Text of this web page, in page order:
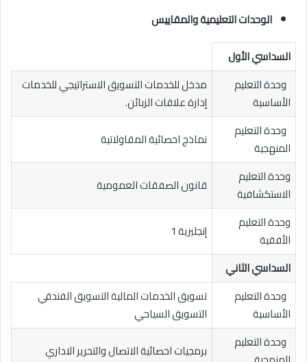
الوحدات التعليمية والمقاييس
السداسي الأول
وحدة التعليم
الأساسية
مدخل للخدمات التسويق الاستراتيجي للخدمات
إدارة علاقات الزبائن.
وحدة التعليم
المنهجية
نماذج احصائية المقاولاتية
وحدة التعليم
الاستكشافية
قانون الصفقات العمومية
وحدة التعليم
الأفقية
إنجليزية 1
السداسي الثاني
وحدة التعليم
الأساسية
تسويق الخدمات المالية التسويق الفندقي
التسويق السياحي
وحدة التعليم
برمجيات احصائية الاتصال والتحرير الاداري